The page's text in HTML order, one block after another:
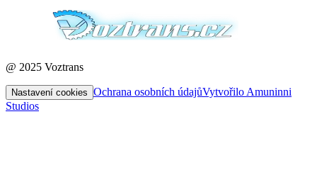
@ 2025 Voztrans
Nastavení cookies Ochrana osobních údajůVytvořilo Amuninni
Studios